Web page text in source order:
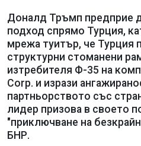
Доналд Тръмп предприе
подход спрямо Турция,
мрежа туитър, че Турция
структурни стоманени
изтребителя Ф-35 на
Corp. и изрази
партньорството със
лидер призова в своето
"приключване на
БНР.